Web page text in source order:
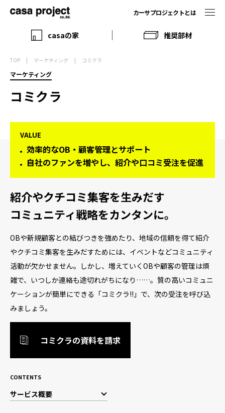
カーサプロジェクトとは
casaの家 推奨部材
マーケティング
TOP マーケティング コミクラ
コミクラ
VALUE
効率的なOB・顧客管理とサポート
自社のファンを増やし、紹介や口コミ受注を促進
紹介やクチコミ集客を生みだす
コミュニティ戦略をカンタンに。
OBや新規顧客との結びつきを強めたり、地域の信頼を得て紹介
やクチコミ集客を生みだすためには、イベントなどコミュニティ
活動が欠かせません。しかし、増えていくOBや顧客の管理は煩
雑で、いつしか連絡も途切れがちになり……。質の高いコミュニ
ケーションが簡単にできる「コミクラ!!」で、次の受注を呼び込
みましょう。
コミクラの資料を請求
CONTENTS
サービス概要